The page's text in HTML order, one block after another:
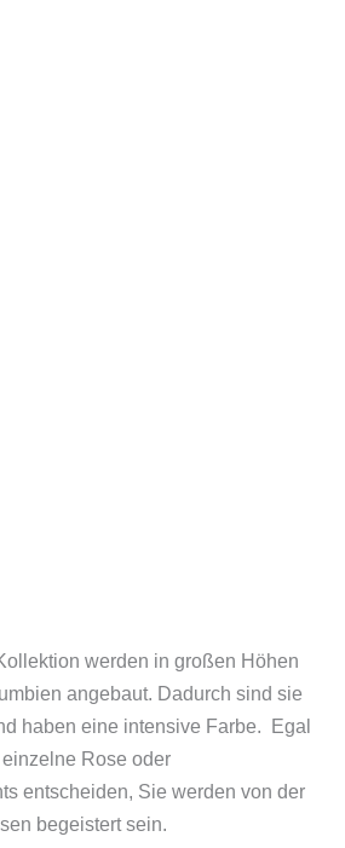
werden in großen Höhen
angebaut. Dadurch sind sie
haben eine intensive Farbe. Egal
Rose oder
entscheiden, Sie werden von der
begeistert sein.